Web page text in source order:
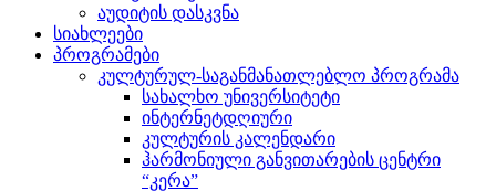
აუდიტის დასკვნა
სიახლეები
პროგრამები
კულტურულ-საგანმანათლებლო პროგრამა
სახალხო უნივერსიტეტი
ინტერნეტდღიური
კულტურის კალენდარი
ჰარმონიული განვითარების ცენტრი
“კერა”